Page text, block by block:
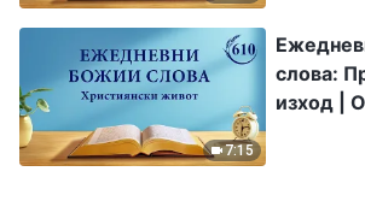
7:15
слова:
изход |